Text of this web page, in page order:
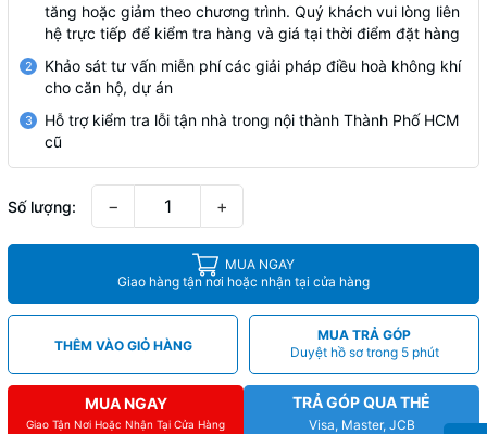
tăng hoặc giảm theo chương trình. Quý khách vui lòng liên
hệ trực tiếp để kiểm tra hàng và giá tại thời điểm đặt hàng
2
Khảo sát tư vấn miễn phí các giải pháp điều hoà không khí
cho căn hộ, dự án
3
Hỗ trợ kiểm tra lỗi tận nhà trong nội thành Thành Phố HCM
cũ
Số lượng: − +
MUA NGAY
Giao hàng tận nơi hoặc nhận tại cửa hàng
THÊM VÀO GIỎ HÀNG
MUA TRẢ GÓP
Duyệt hồ sơ trong 5 phút
MUA NGAY
Giao Tận Nơi Hoặc Nhận Tại Cửa Hàng
TRẢ GÓP QUA THẺ
Visa, Master, JCB